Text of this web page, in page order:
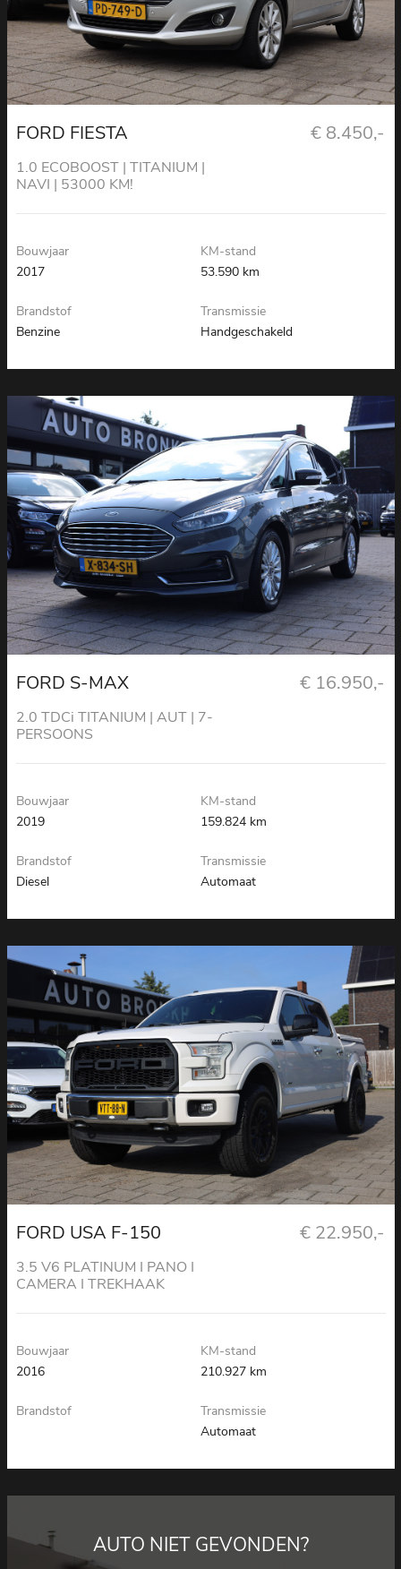
FORD FIESTA
1.0 ECOBOOST | TITANIUM |
NAVI | 53000 KM!
€ 8.450,-
Bouwjaar
2017
KM-stand
53.590 km
Brandstof
Benzine
Transmissie
Handgeschakeld
FORD S-MAX
2.0 TDCi TITANIUM | AUT | 7-
PERSOONS
€ 16.950,-
Bouwjaar
2019
KM-stand
159.824 km
Brandstof
Diesel
Transmissie
Automaat
FORD USA F-150
3.5 V6 PLATINUM I PANO I
CAMERA I TREKHAAK
€ 22.950,-
Bouwjaar
2016
KM-stand
210.927 km
Brandstof
Transmissie
Automaat
AUTO NIET GEVONDEN?